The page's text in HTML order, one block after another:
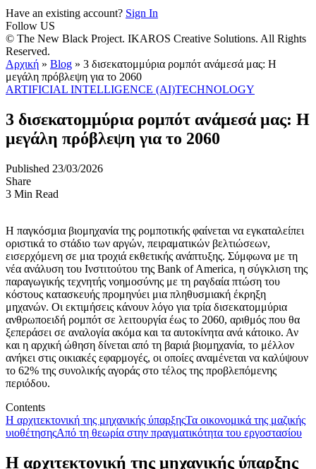
Have an existing account? Sign In
Follow US
© The New Black Project. IKAROS Creative Solutions. All Rights
Reserved.
Αρχική » Blog » 3 δισεκατομμύρια ρομπότ ανάμεσά μας: Η
μεγάλη πρόβλεψη για το 2060
ARTIFICIAL INTELLIGENCE (AI)TECHNOLOGY
3 δισεκατομμύρια ρομπότ ανάμεσά μας: Η
μεγάλη πρόβλεψη για το 2060
Published 23/03/2026
Share
3 Min Read
Η παγκόσμια βιομηχανία της ρομποτικής φαίνεται να εγκαταλείπει
οριστικά το στάδιο των αργών, πειραματικών βελτιώσεων,
εισερχόμενη σε μια τροχιά εκθετικής ανάπτυξης. Σύμφωνα με τη
νέα ανάλυση του Ινστιτούτου της Bank of America, η σύγκλιση της
παραγωγικής τεχνητής νοημοσύνης με τη ραγδαία πτώση του
κόστους κατασκευής προμηνύει μια πληθυσμιακή έκρηξη
μηχανών. Οι εκτιμήσεις κάνουν λόγο για τρία δισεκατομμύρια
ανθρωποειδή ρομπότ σε λειτουργία έως το 2060, αριθμός που θα
ξεπεράσει σε αναλογία ακόμα και τα αυτοκίνητα ανά κάτοικο. Αν
και η αρχική ώθηση δίνεται από τη βαριά βιομηχανία, το μέλλον
ανήκει στις οικιακές εφαρμογές, οι οποίες αναμένεται να καλύψουν
το 62% της συνολικής αγοράς στο τέλος της προβλεπόμενης
περιόδου.
Contents
Η αρχιτεκτονική της μηχανικής ύπαρξηςΤα οικονομικά της μαζικής
υιοθέτησηςΑπό τη θεωρία στην πραγματικότητα του εργοστασίου
Η αρχιτεκτονική της μηχανικής ύπαρξης